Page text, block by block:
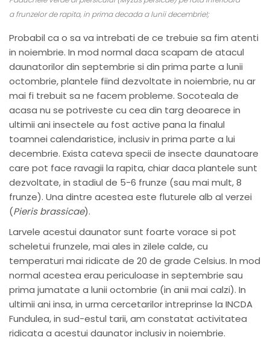
a frunzelor de rapita, in prima decada a lunii decembrie!;
Probabil ca o sa va intrebati de ce trebuie sa fim atenti
in noiembrie. In mod normal daca scapam de atacul
daunatorilor din septembrie si din prima parte a lunii
octombrie, plantele fiind dezvoltate in noiembrie, nu ar
mai fi trebuit sa ne facem probleme. Socoteala de
acasa nu se potriveste cu cea din targ deoarece in
ultimii ani insectele au fost active pana la finalul
toamnei calendaristice, inclusiv in prima parte a lui
decembrie. Exista cateva specii de insecte daunatoare
care pot face ravagii la rapita, chiar daca plantele sunt
dezvoltate, in stadiul de 5-6 frunze (sau mai mult, 8
frunze). Una dintre acestea este fluturele alb al verzei
(Pieris brassicae).
Larvele acestui daunator sunt foarte vorace si pot
scheletui frunzele, mai ales in zilele calde, cu
temperaturi mai ridicate de 20 de grade Celsius. In mod
normal acestea erau periculoase in septembrie sau
prima jumatate a lunii octombrie (in anii mai calzi). In
ultimii ani insa, in urma cercetarilor intreprinse la INCDA
Fundulea, in sud-estul tarii, am constatat activitatea
ridicata a acestui daunator inclusiv in noiembrie.